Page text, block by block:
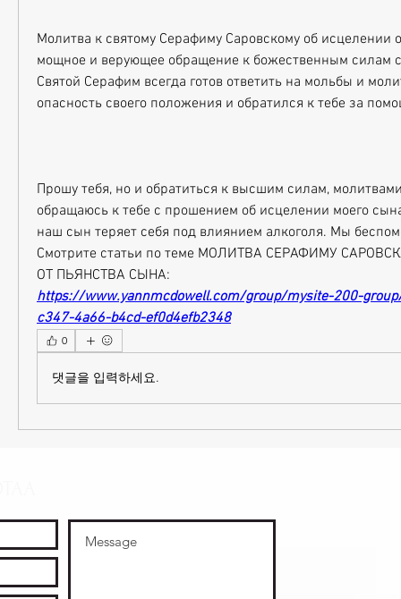
Молитва к святому Серафиму Саровскому об исцелении
мощное и верующее обращение к божественным силам
Святой Серафим всегда готов ответить на мольбы и
опасность своего положения и обратился к тебе за
Прошу тебя, но и обратиться к высшим силам,
обращаюсь к тебе с прошением об исцелении моего
наш сын теряет себя под влиянием алкоголя. Мы
Смотрите статьи по теме МОЛИТВА СЕРАФИМУ
ОТ ПЬЯНСТВА СЫНА:
https://www.yannmcdowell.com/group/mysite-200-
c347-4a66-b4cd-ef0d4efb2348
0
댓글을 입력하세요.